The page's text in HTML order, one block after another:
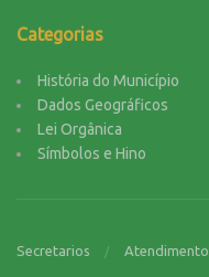
Categorias
História do Município
Dados Geográficos
Lei Orgânica
Símbolos e Hino
Secretarios Atendimento